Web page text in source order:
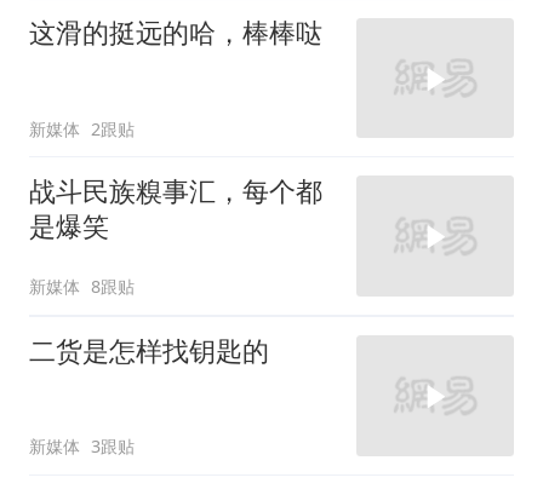
这滑的挺远的哈，棒棒哒
新媒体 2跟贴
战斗民族糗事汇，每个都
是爆笑
新媒体 8跟贴
二货是怎样找钥匙的
新媒体 3跟贴